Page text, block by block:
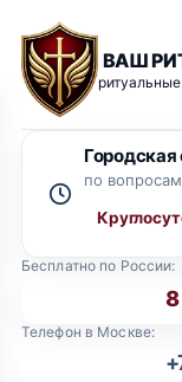
ВАШ
Бесплатно по России:
Телефон в Москве:
по